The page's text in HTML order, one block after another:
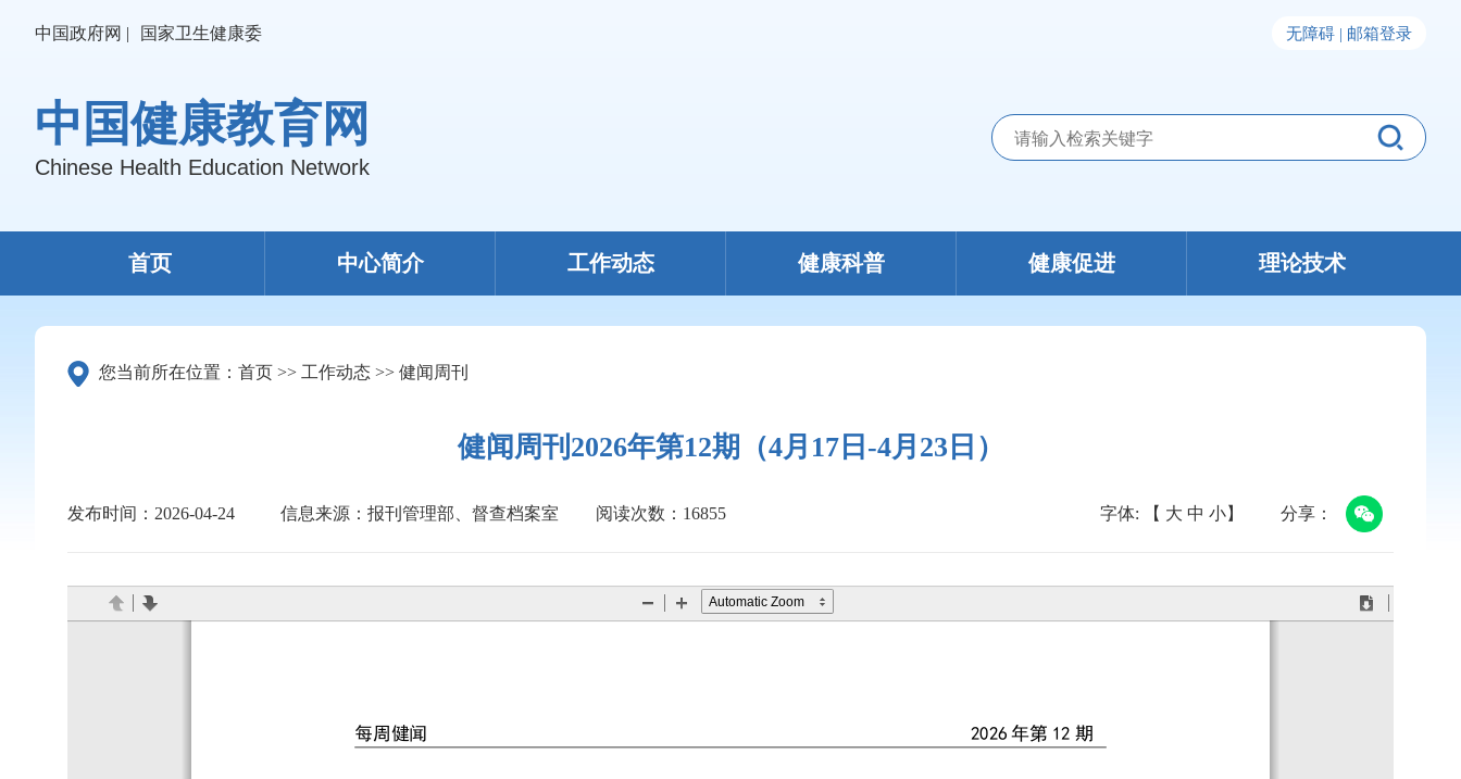
中国政府网 | 国家卫生健康委 无障碍 | 邮箱登录
中国健康教育网
Chinese Health Education Network
首页 中心简介 工作动态 健康科普 健康促进 理论技术
您当前所在位置： 首页 >> 工作动态 >> 健闻周刊
健闻周刊2026年第12期（4月17日-4月23日）
发布时间：2026-04-24 信息来源：报刊管理部、督查档案室 阅读次数： 16855 字体: 【 大 中 小】 分享：